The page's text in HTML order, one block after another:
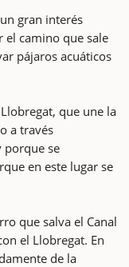
gran interés
camino que sale
pájaros acuáticos
que une la
a través
porque se
en este lugar se
que salva el Canal
el Llobregat. En
de la